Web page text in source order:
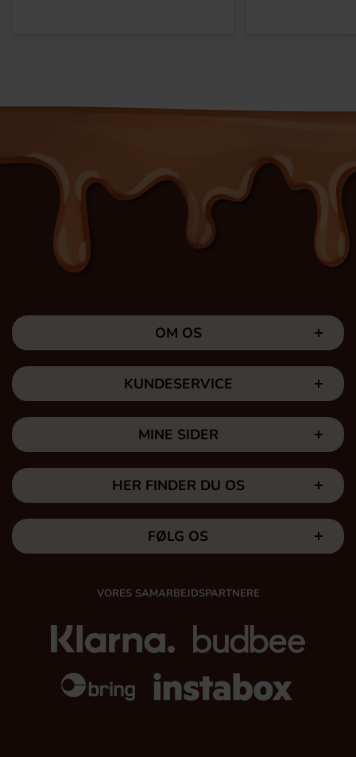
OM OS
KUNDESERVICE
MINE SIDER
HER FINDER DU OS
FØLG OS
VORES SAMARBEJDSPARTNERE